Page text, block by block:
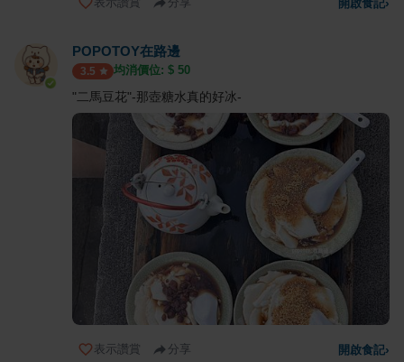
開啟食記›
POPOTOY在路邊
3.5 均消價位: $ 50
"二馬豆花"-那壺糖水真的好冰-
表示讚賞 分享 開啟食記›